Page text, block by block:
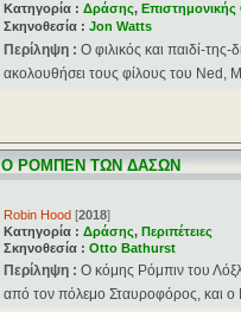
Κατηγορία : Δράσης, Επιστημονικής
Σκηνοθεσία : Jon Watts
Περίληψη : O φιλικός και παιδί-
ακολουθήσει τους φίλους του Ned,
Ο ΡΟΜΠΕΝ ΤΩΝ ΔΑΣΩΝ
Robin Hood [2018]
Κατηγορία : Δράσης, Περιπέτειες
Σκηνοθεσία : Otto Bathurst
Περίληψη : Ο κόμης Ρόμπιν του
από τον πόλεμο Σταυροφόρος, και ο